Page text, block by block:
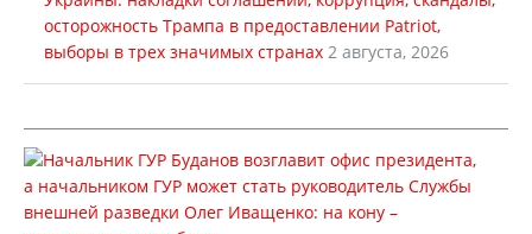
осторожность Трампа в предоставлении Patriot,
выборы в трех значимых странах 2 августа, 2026